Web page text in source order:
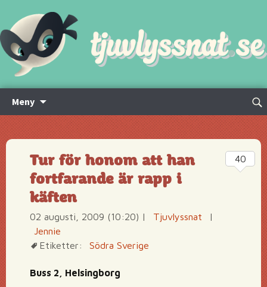
Meny
innehåll
Sök
Tur för honom att han
fortfarande är rapp i
käften
02 augusti, 2009 (10:20) | Tjuvlyssnat
|
Jennie
Etiketter:
Södra Sverige
Buss 2, Helsingborg
40